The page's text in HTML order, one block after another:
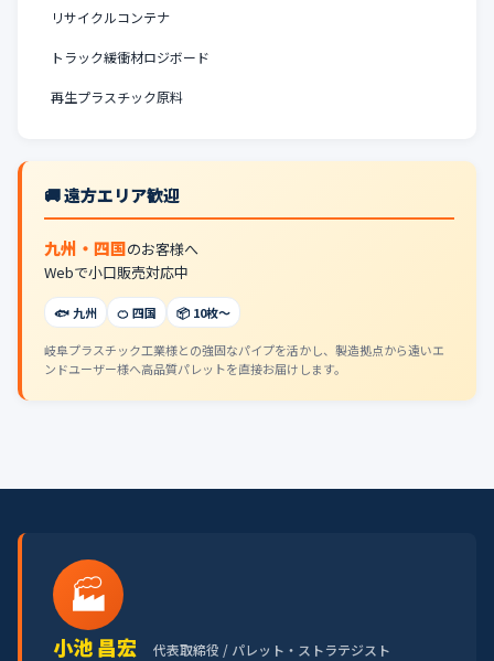
リサイクルコンテナ
トラック緩衝材ロジボード
再生プラスチック原料
🚚 遠方エリア歓迎
九州・四国のお客様へ
Webで小口販売対応中
🐟 九州 🍊 四国 📦 10枚〜
岐阜プラスチック工業様との強固なパイプを活かし、製造拠点から遠いエ
ンドユーザー様へ高品質パレットを直接お届けします。
🏭
小池 昌宏 代表取締役 / パレット・ストラテジスト